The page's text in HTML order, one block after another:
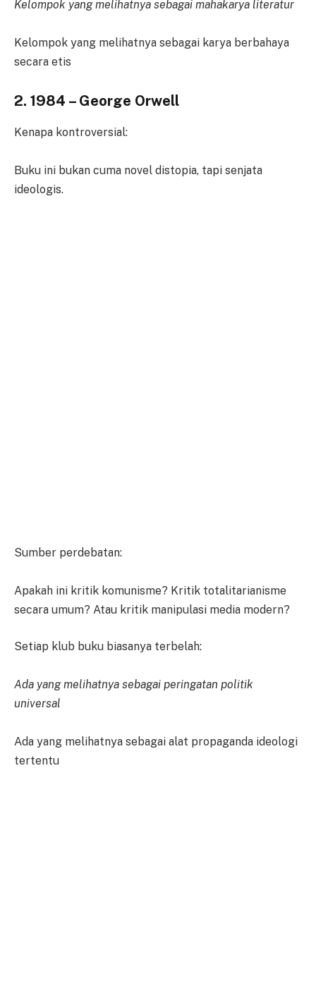
Kelompok yang melihatnya sebagai mahakarya literatur
Kelompok yang melihatnya sebagai karya berbahaya
secara etis
2. 1984 – George Orwell
Kenapa kontroversial:
Buku ini bukan cuma novel distopia, tapi senjata
ideologis.
Sumber perdebatan:
Apakah ini kritik komunisme? Kritik totalitarianisme
secara umum? Atau kritik manipulasi media modern?
Setiap klub buku biasanya terbelah:
Ada yang melihatnya sebagai peringatan politik
universal
Ada yang melihatnya sebagai alat propaganda ideologi
tertentu